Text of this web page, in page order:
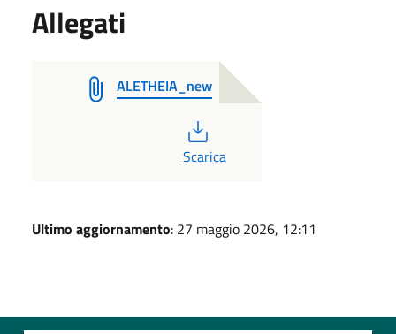
Allegati
ALETHEIA_new
PDF
Scarica
Ultimo aggiornamento: 27 maggio 2026, 12:11